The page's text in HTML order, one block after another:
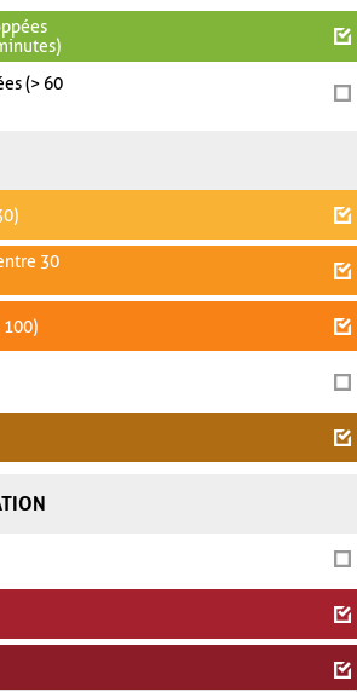
(> 60
30
100)